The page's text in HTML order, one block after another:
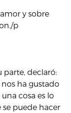
y sobre
p
parte, declaró:
nos ha gustado
cosa es lo
puede hacer